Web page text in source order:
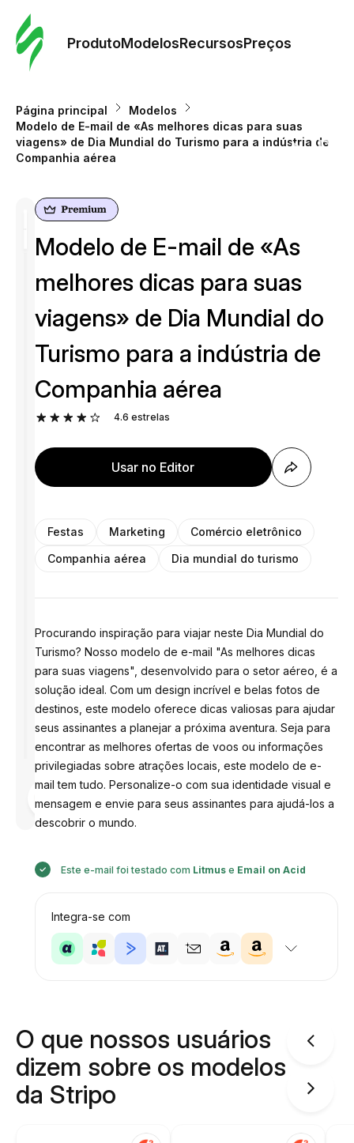
ProdutoModelosRecursosPreços
Página principal
Modelos
Modelo de E-mail de «As melhores dicas para suas
viagens» de Dia Mundial do Turismo para a indústria de
Companhia aérea
Desenhado
Anastasiia
Modelo de E-mail de «As
melhores dicas para suas
viagens» de Dia Mundial do
Turismo para a indústria de
Companhia aérea
4.6 estrelas
Usar no Editor
Festas Marketing
Comércio eletrônico
Companhia aérea
Dia mundial do turismo
Procurando inspiração para viajar neste Dia Mundial do
Turismo? Nosso modelo de e-mail "As melhores dicas
para suas viagens", desenvolvido para o setor aéreo, é a
solução ideal. Com um design incrível e belas fotos de
destinos, este modelo oferece dicas valiosas para ajudar
seus assinantes a planejar a próxima aventura. Seja para
encontrar as melhores ofertas de voos ou informações
privilegiadas sobre atrações locais, este modelo de e-
mail tem tudo. Personalize-o com sua identidade visual e
mensagem e envie para seus assinantes para ajudá-los a
descobrir o mundo.
Este e-mail foi testado com Litmuse Email on Acid
Integra-se com
O que nossos usuários
dizem sobre os modelos
da Stripo